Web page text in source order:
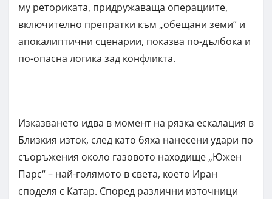
му реториката, придружаваща операциите,
включително препратки към „обещани земи“ и
апокалиптични сценарии, показва по-дълбока и
по-опасна логика зад конфликта.
Изказването идва в момент на рязка ескалация в
Близкия изток, след като бяха нанесени удари по
съоръжения около газовото находище „Южен
Парс“ – най-голямото в света, което Иран
споделя с Катар. Според различни източници